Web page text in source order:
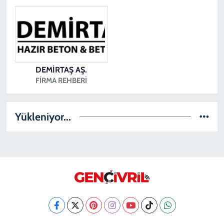
DEMİRTAŞ AŞ.
FIRMA REHBERI
Yükleniyor...